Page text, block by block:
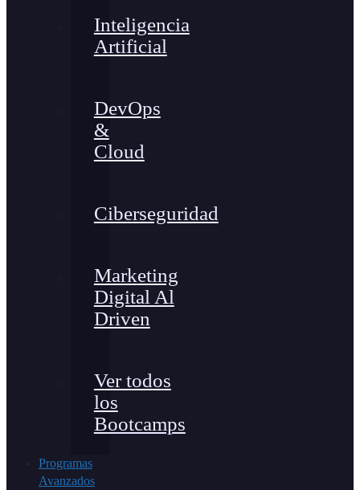
Inteligencia
Artificial
DevOps
&
Cloud
Ciberseguridad
Marketing
Digital Al
Driven
Ver todos
los
Bootcamps
Programas
Avanzados